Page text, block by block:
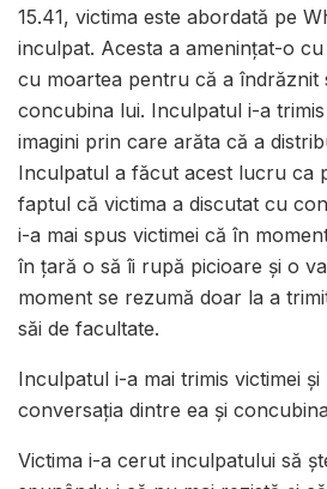
15.41, victima este abordată pe
inculpat. Acesta a amenințat-o
cu moartea pentru că a îndrăznit
concubina lui. Inculpatul i-a
imagini prin care arăta că a
Inculpatul a făcut acest lucru ca
faptul că victima a discutat cu
i-a mai spus victimei că în
în țară o să îi rupă picioare și o
moment se rezumă doar la a
săi de facultate.
Inculpatul i-a mai trimis victimei
conversația dintre ea și
Victima i-a cerut inculpatului să